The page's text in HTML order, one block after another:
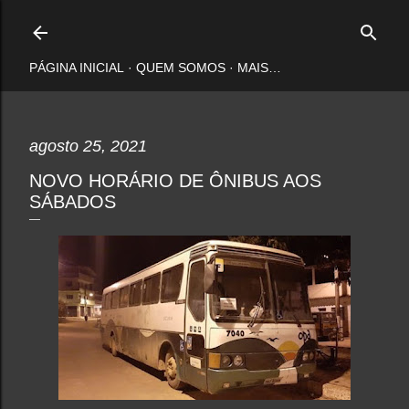
PÁGINA INICIAL QUEM SOMOS MAIS…
agosto 25, 2021
NOVO HORÁRIO DE ÔNIBUS AOS
SÁBADOS